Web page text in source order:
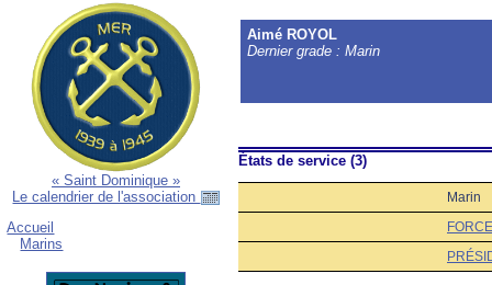
« Saint Dominique »
Le calendrier de l'association
Accueil
Marins
Aimé ROYOL
Dernier grade : Marin
États de service (3)
Marin